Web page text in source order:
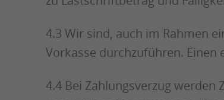
4.3 Wir sind, auch im Rahmen
Vorkasse durchzuführen.
4.4 Bei Zahlungsverzug